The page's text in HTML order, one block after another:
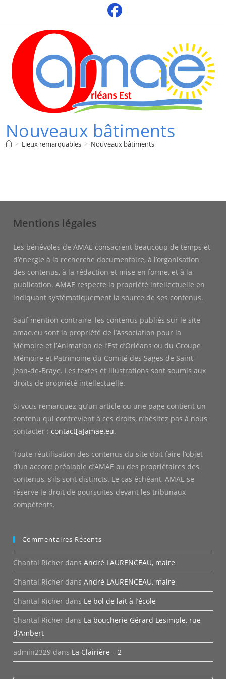
Nouveaux bâtiments
> Lieux remarquables > Nouveaux bâtiments
Mentions légales
Les bénévoles de AMAE consacrent beaucoup de temps et
d’énergie à la recherche documentaire, à l’organisation
des contenus, à la rédaction et mise en forme, et à la
publication. AMAE respecte la propriété intellectuelle en
indiquant systématiquement la source de ses contenus.
Sauf mention contraire, les contenus publiés sur le site
amae.eu sont la propriété de l’Association pour la
Mémoire et l’Animation de l’Est d’Orléans ou du Groupe
Mémoire et Patrimoine du Comité des Sages de Saint-
Jean-de-Braye. Les textes et illustrations sont soumis aux
droits de propriété intellectuelle.
Si vous remarquez qu’un article ou une page contient un
contenu qui contrevient à ces droits, n’hésitez pas à nous
contacter :contact[a]amae.eu.
Toute réutilisation des contenus du site doit faire l’objet
d’un accord préalable d’AMAE ou des propriétaires des
contenus, s’ils sont distincts. Le cas échéant, AMAE se
réserve le droit de poursuites devant les tribunaux
compétents.
Commentaires Récents
Chantal Richer dansAndré LAURENCEAU, maire
Chantal Richer dansAndré LAURENCEAU, maire
Chantal Richer dans Le bol de lait à l’école
Chantal Richer dans La boucherie Gérard Lesimple, rue
d’Ambert
admin2329 dans La Clairière – 2